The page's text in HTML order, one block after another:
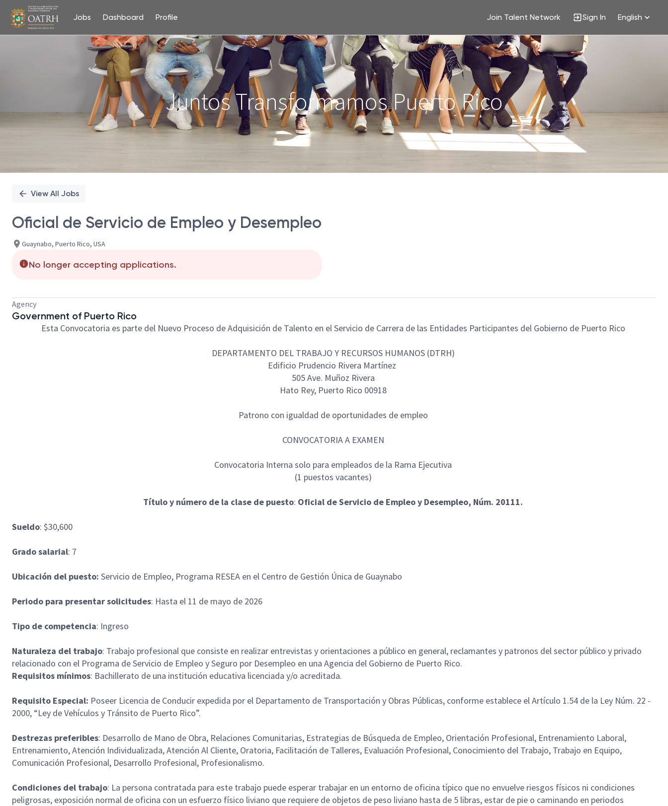
Jobs Dashboard Profile Join Talent Network Sign In English
Single
Juntos Transformamos Puerto Rico
View All Jobs
Oficial de Servicio de Empleo y Desempleo
Guaynabo, Puerto Rico, USA
No longer accepting applications.
Agency
Government of Puerto Rico
Esta Convocatoria es parte del Nuevo Proceso de Adquisición de Talento en el Servicio de Carrera de las Entidades Participantes del Gobierno de Puerto Rico
DEPARTAMENTO DEL TRABAJO Y RECURSOS HUMANOS (DTRH)
Edificio Prudencio Rivera Martínez
505 Ave. Muñoz Rivera
Hato Rey, Puerto Rico 00918
Patrono con igualdad de oportunidades de empleo
CONVOCATORIA A EXAMEN
Convocatoria Interna solo para empleados de la Rama Ejecutiva
(1 puestos vacantes)
Título y número de la clase de puesto: Oficial de Servicio de Empleo y Desempleo, Núm. 20111.
Sueldo: $30,600
Grado salarial: 7
Ubicación del puesto: Servicio de Empleo, Programa RESEA en el Centro de Gestión Única de Guaynabo
Periodo para presentar solicitudes: Hasta el 11 de mayo de 2026
Tipo de competencia: Ingreso
Naturaleza del trabajo: Trabajo profesional que consiste en realizar entrevistas y orientaciones a público en general, reclamantes y patronos del sector público y privado
relacionado con el Programa de Servicio de Empleo y Seguro por Desempleo en una Agencia del Gobierno de Puerto Rico.
Requisitos mínimos: Bachillerato de una institución educativa licenciada y/o acreditada.
Requisito Especial: Poseer Licencia de Conducir expedida por el Departamento de Transportación y Obras Públicas, conforme establece el Artículo 1.54 de la Ley Núm. 22 -
2000, “Ley de Vehículos y Tránsito de Puerto Rico”.
Destrezas preferibles: Desarrollo de Mano de Obra, Relaciones Comunitarias, Estrategias de Búsqueda de Empleo, Orientación Profesional, Entrenamiento Laboral,
Entrenamiento, Atención Individualizada, Atención Al Cliente, Oratoria, Facilitación de Talleres, Evaluación Profesional, Conocimiento del Trabajo, Trabajo en Equipo,
Comunicación Profesional, Desarrollo Profesional, Profesionalismo.
Condiciones del trabajo: La persona contratada para este trabajo puede esperar trabajar en un entorno de oficina típico que no envuelve riesgos físicos ni condiciones
peligrosas, exposición normal de oficina con un esfuerzo físico liviano que requiere de objetos de peso liviano hasta de 5 libras, estar de pie o caminando en periodos